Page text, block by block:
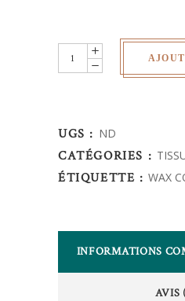
Wax
Africain
UGS : ND
CATÉGORIES :
ÉTIQUETTE :WAX
INFORMATIONS
AVIS